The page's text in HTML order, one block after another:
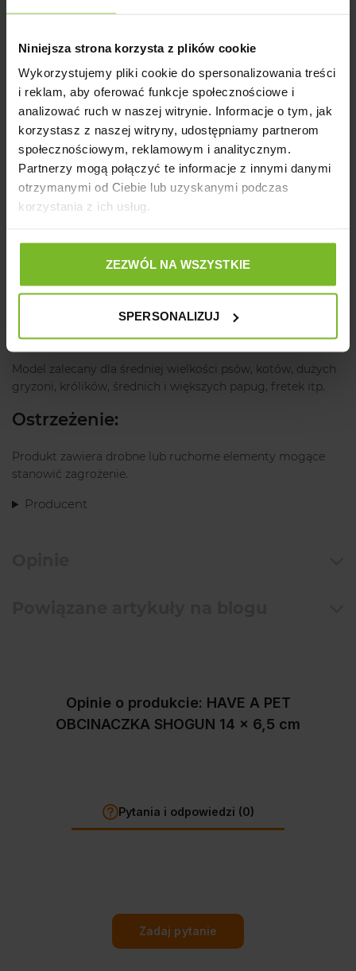
Niniejsza strona korzysta z plików cookie
Wykorzystujemy pliki cookie do spersonalizowania treści
i reklam, aby oferować funkcje społecznościowe i
analizować ruch w naszej witrynie. Informacje o tym, jak
korzystasz z naszej witryny, udostępniamy partnerom
społecznościowym, reklamowym i analitycznym.
Partnerzy mogą połączyć te informacje z innymi danymi
otrzymanymi od Ciebie lub uzyskanymi podczas
korzystania z ich usług.
ZEZWÓL NA WSZYSTKIE
SPERSONALIZUJ
wyposażonych w łagodnie wygięte gilotynowe ostrze z
otworem służącym do umieszczenia pazura. Rozwiązanie
takie ułatwia szybkie obcinanie pazurów i gwarantuje
pozostawienie równej i nie postrzępionej krawędzi cięcia.
Pomiędzy obydwiema częściami uchwytu znajduje się
sprężynką ułatwiająca kontrolowane cięcie.
Model ten dostępny jest kolorze czarno-czerwonym ze
srebrnym ostrzem.
W celu obcięcia pazura należy delikatnie, ale stanowczo
ostrza urządzenia, upewnić się, czy długość cięcia jest
odpowiednia (w przypadku gdy pazury są jasne można
dostrzec w ich wnętrzu naczynia krwionośne – cięcia
powinno dokonywać się poza zasięgiem najdłuższego z
widocznych naczyń) i zdecydowanym ruchem zacisnąć
uchwyt.
Model zalecany dla średniej wielkości psów, kotów, dużych
gryzoni, królików, średnich i większych papug, fretek itp.
Ostrzeżenie:
Produkt zawiera drobne lub ruchome elementy mogące
stanowić zagrożenie.
Producent
Opinie o produkcie: HAVE A PET
OBCINACZKA SHOGUN 14 x 6,5 cm
Pytania i odpowiedzi (0)
Zadaj pytanie